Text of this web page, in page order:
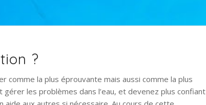
?
comme la plus éprouvante mais aussi comme la plus
les problèmes dans l’eau, et devenez plus confiant